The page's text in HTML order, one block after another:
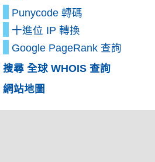
Punycode 轉碼
十進位 IP 轉換
Google PageRank 查詢
搜尋 全球 WHOIS 查詢
網站地圖